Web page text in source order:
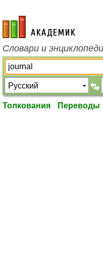
academic.ru
Словари и
Толкования Переводы